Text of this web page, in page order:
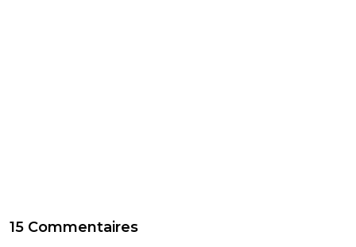
15 Commentaires